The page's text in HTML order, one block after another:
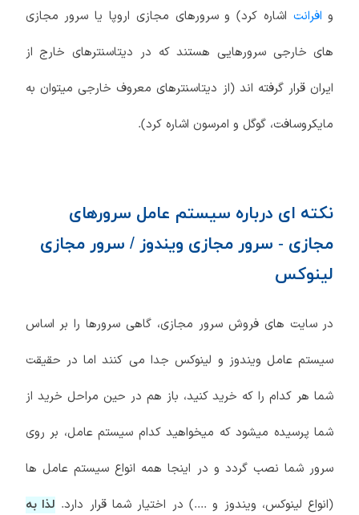
و افرانت اشاره کرد) و سرورهای مجازی اروپا یا سرور مجازی
های خارجی سرورهایی هستند که در دیتاسنترهای خارج از
ایران قرار گرفته اند (از دیتاسنترهای معروف خارجی میتوان به
مایکروسافت، گوگل و امرسون اشاره کرد).
نکته ای درباره سیستم عامل سرورهای
مجازی - سرور مجازی ویندوز / سرور مجازی
لینوکس
در سایت های فروش سرور مجازی، گاهی سرورها را بر اساس
سیستم عامل ویندوز و لینوکس جدا می کنند اما در حقیقت
شما هر کدام را که خرید کنید، باز هم در حین مراحل خرید از
شما پرسیده میشود که میخواهید کدام سیستم عامل، بر روی
سرور شما نصب گردد و در اینجا همه انواع سیستم عامل ها
(انواع لینوکس، ویندوز و ....) در اختیار شما قرار دارد. لذا به